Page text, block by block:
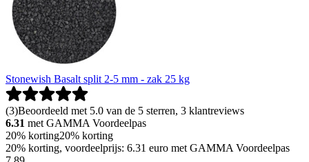
Stonewish Basalt split 2-5 mm - zak 25 kg
(3)Beoordeeld met 5.0 van de 5 sterren, 3 klantreviews
6.31 met GAMMA Voordeelpas
20% korting20% korting
20% korting, voordeelprijs: 6.31 euro met GAMMA Voordeelpas